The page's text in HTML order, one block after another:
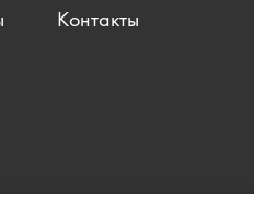
Контакты